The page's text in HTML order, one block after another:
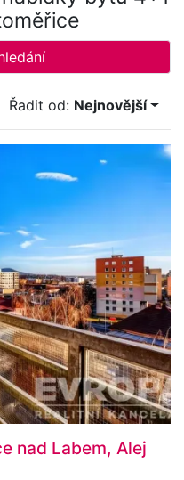
Řadit od: Nejnovější
nad Labem, Alej